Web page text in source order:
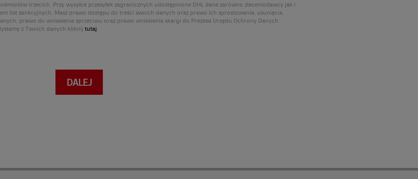
trzecich. Przy wysyłce przesyłek zagranicznych udostępnione DHL dane zarówno zleceniodawcy jak i
list sankcyjnych. Masz prawo dostępu do treści swoich danych oraz prawo ich sprostowania, usunięcia,
prawo do wniesienia sprzeciwu oraz prawo wniesienia skargi do Prezesa Urzędu Ochrony Danych
z Twoich danych kliknij tutaj.
DALEJ